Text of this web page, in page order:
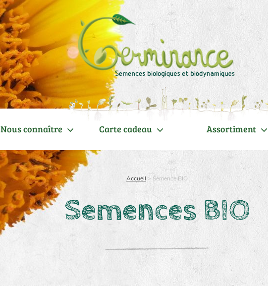
Nous connaître Carte cadeau Assortiment
Accueil > Semence BIO
Semences BIO